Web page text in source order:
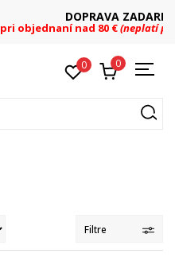
(neplatí pre Click&Collect)
0 0
Filtre